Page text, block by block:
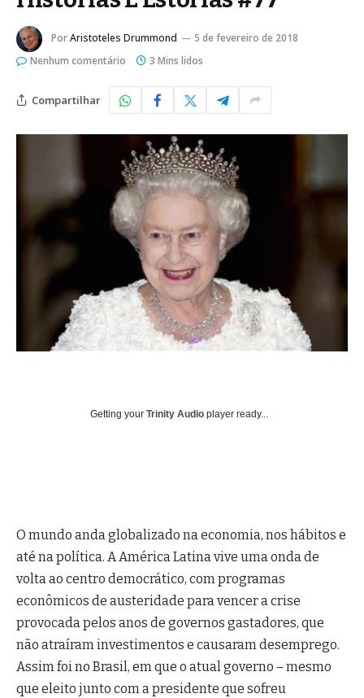
PorAristoteles Drummond
5 de fevereiro de 2018
Nenhum comentário
3 Mins lidos
Compartilhar
Getting your Trinity Audio player ready...
O mundo anda globalizado na economia, nos hábitos e
até na política. A América Latina vive uma onda de
volta ao centro democrático, com programas
econômicos de austeridade para vencer a crise
provocada pelos anos de governos gastadores, que
não atraíram investimentos e causaram desemprego.
Assim foi no Brasil, em que o atual governo – mesmo
que eleito junto com a presidente que sofreu